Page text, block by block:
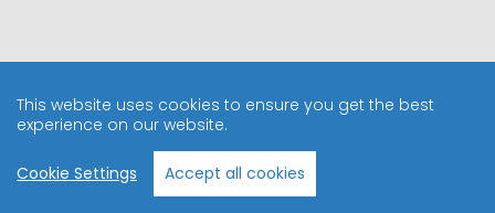
This website uses cookies to ensure you get the best
experience on our website.
Cookie Settings Accept all cookies